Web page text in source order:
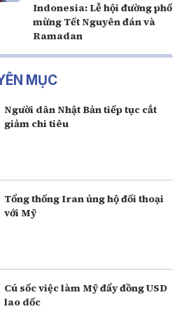
Indonesia: Lễ hội đường phố
mừng Tết Nguyên đán và
Ramadan
MỤC
Người dân Nhật Bản tiếp tục cắt
giảm chi tiêu
Tổng thống Iran ủng hộ đối thoại
với Mỹ
Cú sốc việc làm Mỹ đẩy đồng USD
lao dốc